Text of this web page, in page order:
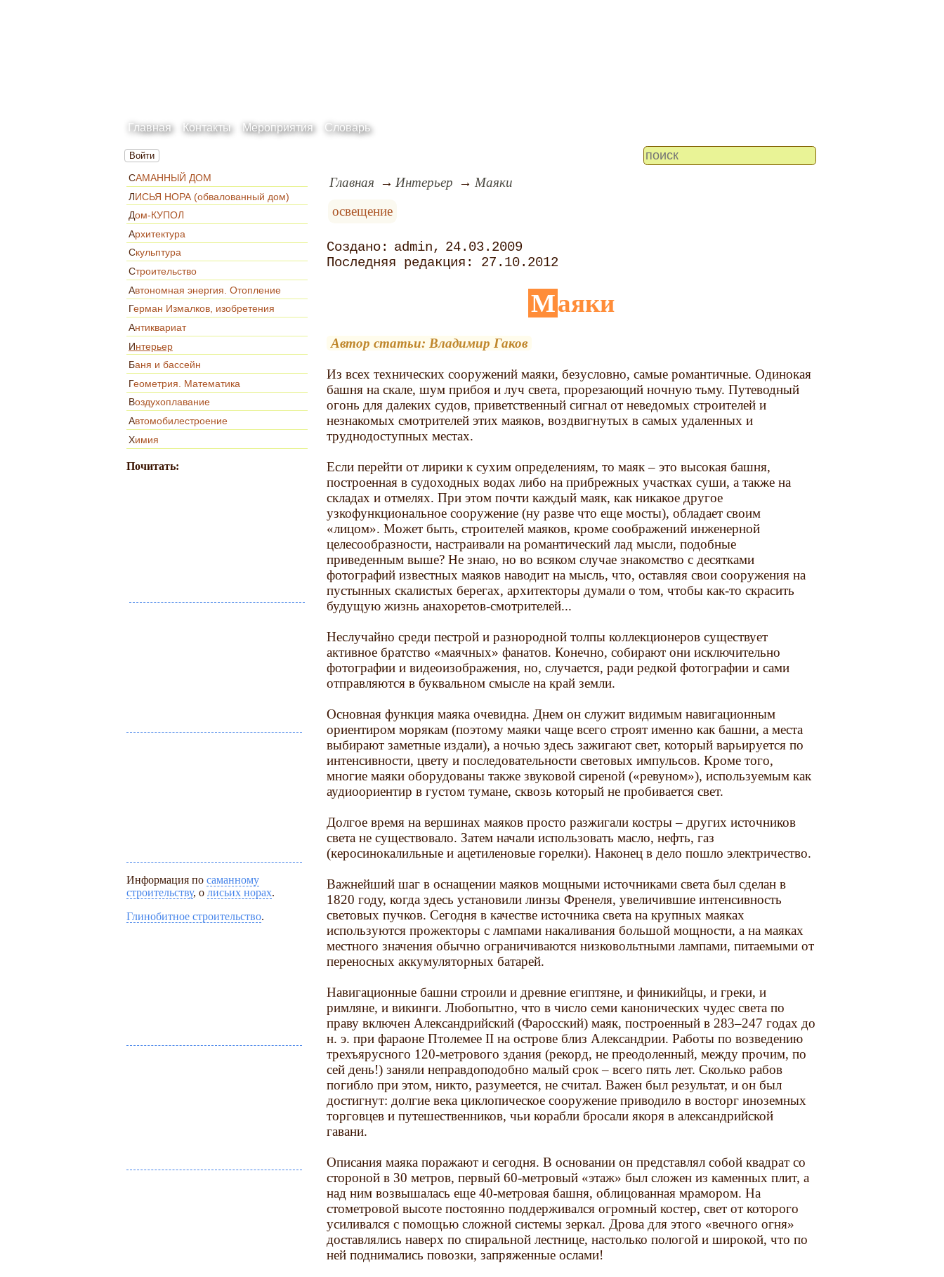
Главная Контакты Мероприятия Словарь
Войти
САМАННЫЙ ДОМ
ЛИСЬЯ НОРА (обвалованный дом)
Дом-КУПОЛ
Архитектура
Скульптура
Строительство
Автономная энергия. Отопление
Герман Измалков, изобретения
Антиквариат
Интерьер
Баня и бассейн
Геометрия. Математика
Воздухоплавание
Автомобилестроение
Химия
Почитать:
Информация по саманному
строительству, о лисьих норах.
Глинобитное строительство.
Главная Интерьер
Маяки
освещение
admin
24.03.2009
27.10.2012
Маяки
Автор статьи: Владимир Гаков
Из всех технических сооружений маяки, безусловно, самые романтичные. Одинокая
башня на скале, шум прибоя и луч света, прорезающий ночную тьму. Путеводный
огонь для далеких судов, приветственный сигнал от неведомых строителей и
незнакомых смотрителей этих маяков, воздвигнутых в самых удаленных и
труднодоступных местах.
Если перейти от лирики к сухим определениям, то маяк – это высокая башня,
построенная в судоходных водах либо на прибрежных участках суши, а также на
складах и отмелях. При этом почти каждый маяк, как никакое другое
узкофункциональное сооружение (ну разве что еще мосты), обладает своим
«лицом». Может быть, строителей маяков, кроме соображений инженерной
целесообразности, настраивали на романтический лад мысли, подобные
приведенным выше? Не знаю, но во всяком случае знакомство с десятками
фотографий известных маяков наводит на мысль, что, оставляя свои сооружения на
пустынных скалистых берегах, архитекторы думали о том, чтобы как-то скрасить
будущую жизнь анахоретов-смотрителей...
Неслучайно среди пестрой и разнородной толпы коллекционеров существует
активное братство «маячных» фанатов. Конечно, собирают они исключительно
фотографии и видеоизображения, но, случается, ради редкой фотографии и сами
отправляются в буквальном смысле на край земли.
Основная функция маяка очевидна. Днем он служит видимым навигационным
ориентиром морякам (поэтому маяки чаще всего строят именно как башни, а места
выбирают заметные издали), а ночью здесь зажигают свет, который варьируется по
интенсивности, цвету и последовательности световых импульсов. Кроме того,
многие маяки оборудованы также звуковой сиреной («ревуном»), используемым как
аудиоориентир в густом тумане, сквозь который не пробивается свет.
Долгое время на вершинах маяков просто разжигали костры – других источников
света не существовало. Затем начали использовать масло, нефть, газ
(керосинокалильные и ацетиленовые горелки). Наконец в дело пошло электричество.
Важнейший шаг в оснащении маяков мощными источниками света был сделан в
1820 году, когда здесь установили линзы Френеля, увеличившие интенсивность
световых пучков. Сегодня в качестве источника света на крупных маяках
используются прожекторы с лампами накаливания большой мощности, а на маяках
местного значения обычно ограничиваются низковольтными лампами, питаемыми от
переносных аккумуляторных батарей.
Навигационные башни строили и древние египтяне, и финикийцы, и греки, и
римляне, и викинги. Любопытно, что в число семи канонических чудес света по
праву включен Александрийский (Фаросский) маяк, построенный в 283–247 годах до
н. э. при фараоне Птолемее II на острове близ Александрии. Работы по возведению
трехъярусного 120-метрового здания (рекорд, не преодоленный, между прочим, по
сей день!) заняли неправдоподобно малый срок – всего пять лет. Сколько рабов
погибло при этом, никто, разумеется, не считал. Важен был результат, и он был
достигнут: долгие века циклопическое сооружение приводило в восторг иноземных
торговцев и путешественников, чьи корабли бросали якоря в александрийской
гавани.
Описания маяка поражают и сегодня. В основании он представлял собой квадрат со
стороной в 30 метров, первый 60-метровый «этаж» был сложен из каменных плит, а
над ним возвышалась еще 40-метровая башня, облицованная мрамором. На
стометровой высоте постоянно поддерживался огромный костер, свет от которого
усиливался с помощью сложной системы зеркал. Дрова для этого «вечного огня»
доставлялись наверх по спиральной лестнице, настолько пологой и широкой, что по
ней поднимались повозки, запряженные ослами!